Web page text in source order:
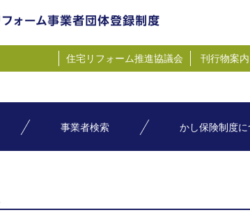
住宅リフォーム推進協議会 刊行物案内
事業者検索 かし保険制度に